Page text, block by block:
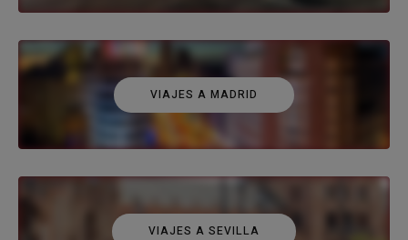
VIAJES A MADRID
VIAJES A SEVILLA